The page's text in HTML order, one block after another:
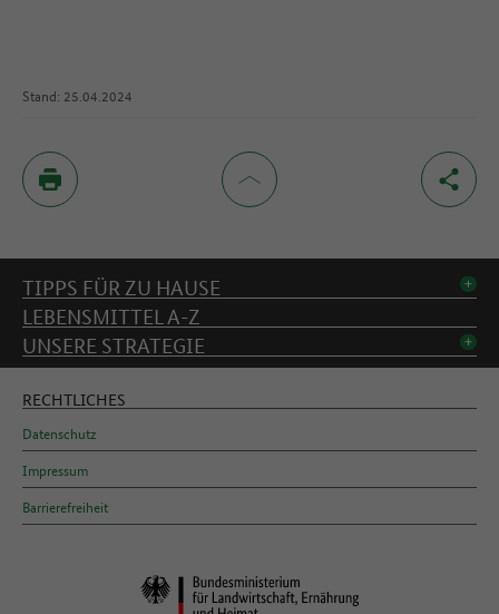
Stand: 25.04.2024
Inhaltsverzeichnis
TIPPS FÜR ZU HAUSE
LEBENSMITTEL A-Z
UNSERE STRATEGIE
RECHTLICHES
Datenschutz
Impressum
Barrierefreiheit